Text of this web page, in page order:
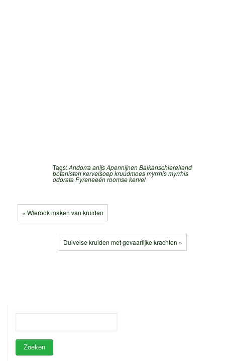
Tags:AndorraanijsApennijnenBalkanschiereiland
botanistenkervelsoepkruudmoesmyrrhismyrrhis
odorataPyreneeënroomse kervel
« Wierook maken van kruiden
Duivelse kruiden met gevaarlijke krachten »